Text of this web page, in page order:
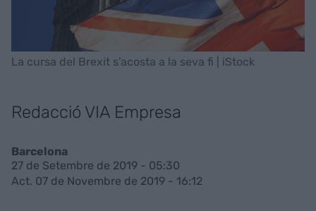
La cursa del Brexit s’acosta a la seva fi | iStock
Redacció VIA Empresa
Barcelona
27 de Setembre de 2019 - 05:30
Act. 07 de Novembre de 2019 - 16:12